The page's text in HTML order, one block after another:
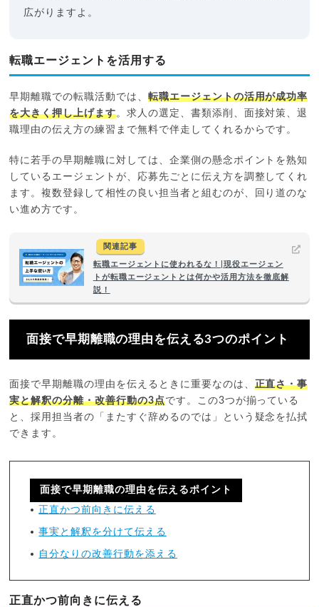
広がりますよ。
転職エージェントを活用する
早期離職での転職活動では、 転職エージェントの活用が成功率
を大きく押し上げます。求人の選定、書類添削、面接対策、退
職理由の伝え方の練習まで無料で伴走してくれるからです。
特に若手の早期離職に対しては、企業側の懸念ポイントを熟知
しているエージェントが、応募先ごとに伝え方を調整してくれ
ます。複数登録して相性の良い担当者と組むのが、回り道のな
い進め方です。
関連記事
転職エージェントに使われるな！|現役エージェン
トが転職エージェントとは何かや活用方法を徹底解
説！
面接で早期離職の理由を伝える3つのポイント
面接で早期離職の理由を伝えるときに重要なのは、 正直さ・事
実と解釈の分離・改善行動の3点です。この3つが揃っている
と、採用担当者の「またすぐ辞めるのでは」という疑念を払拭
できます。
面接で早期離職の理由を伝えるポイント
正直かつ前向きに伝える
事実と解釈を分けて伝える
自分なりの改善行動を添える
正直かつ前向きに伝える